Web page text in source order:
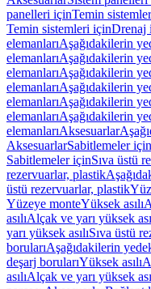
panelleri içinTemin
Temin sistemleri içinDrenaj
elemanlarıAşağıdakilerin
elemanlarıAşağıdakilerin
elemanlarıAşağıdakilerin
elemanlarıAşağıdakilerin
elemanlarıAşağıdakilerin
elemanlarıAşağıdakilerin
elemanlarıAksesuarlar
AksesuarlarSabitlemeler için
Sabitlemeler içinSıva üstü
rezervuarlar, plastik
üstü rezervuarlar, plastik
Yüzeye monteYüksek asılı
asılıAlçak ve yarı yüksek
yarı yüksek asılıSıva üstü
borularıAşağıdakilerin
deşarj borularıYüksek asılı
asılıAlçak ve yarı yüksek